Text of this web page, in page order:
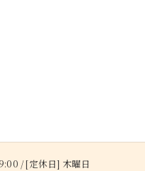
/ [定休日] 木曜日